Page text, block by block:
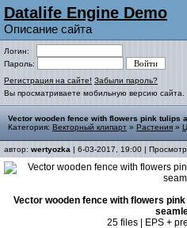
Datalife Engine Demo
Описание сайта
Логин:
Пароль:
Регистрация на сайте! Забыли пароль?
Вы просматриваете мобильную версию сайта.
Vector wooden fence with flowers pink tulips
Категория: Векторный клипарт » Растения »
автор: wertyozka | 6-03-2017, 19:00 |
Vector wooden fence with flowers
25 files | EPS +